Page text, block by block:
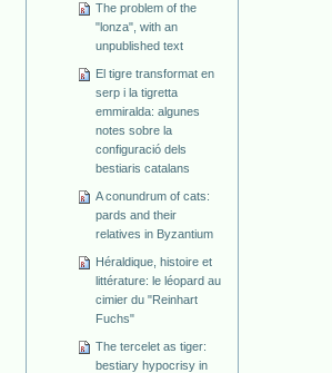
The problem of the
"lonza", with an
unpublished text
El tigre transformat en
serp i la tigretta
emmiralda: algunes
notes sobre la
configuració dels
bestiaris catalans
A conundrum of cats:
pards and their
relatives in Byzantium
Héraldique, histoire et
littérature: le léopard au
cimier du "Reinhart
Fuchs"
The tercelet as tiger:
bestiary hypocrisy in